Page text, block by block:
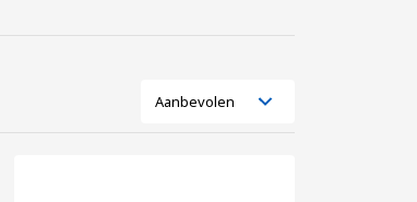
Lijst